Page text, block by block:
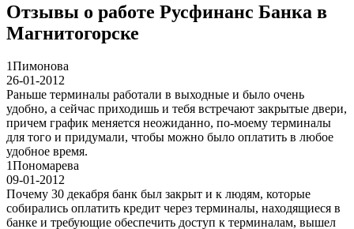
Отзывы о работе Русфинанс Банка в
Магнитогорске
1Пимонова
26-01-2012
Раньше терминалы работали в выходные и было очень
удобно, а сейчас приходишь и тебя встречают закрытые двери,
причем график меняется неожиданно, по-моему терминалы
для того и придумали, чтобы можно было оплатить в любое
удобное время.
1Пономарева
09-01-2012
Почему 30 декабря банк был закрыт и к людям, которые
собирались оплатить кредит через терминалы, находящиеся в
банке и требующие обеспечить доступ к терминалам, вышел